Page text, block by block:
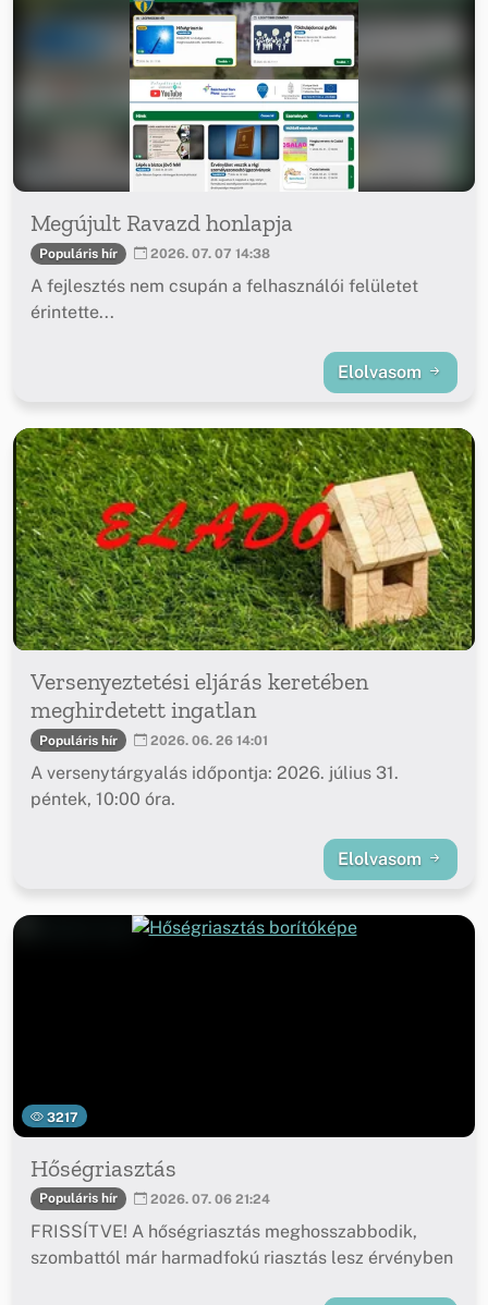
Megújult Ravazd honlapja
Populáris hír 2026. 07. 07 14:38
A fejlesztés nem csupán a felhasználói felületet
érintette...
Elolvasom
Versenyeztetési eljárás keretében
meghirdetett ingatlan
Populáris hír 2026. 06. 26 14:01
A versenytárgyalás időpontja: 2026. július 31.
péntek, 10:00 óra.
Elolvasom
3217
Hőségriasztás
Populáris hír 2026. 07. 06 21:24
FRISSÍTVE! A hőségriasztás meghosszabbodik,
szombattól már harmadfokú riasztás lesz érvényben